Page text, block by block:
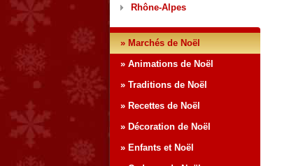
Rhône-Alpes
» Marchés de Noël
» Animations de Noël
» Traditions de Noël
» Recettes de Noël
» Décoration de Noël
» Enfants et Noël